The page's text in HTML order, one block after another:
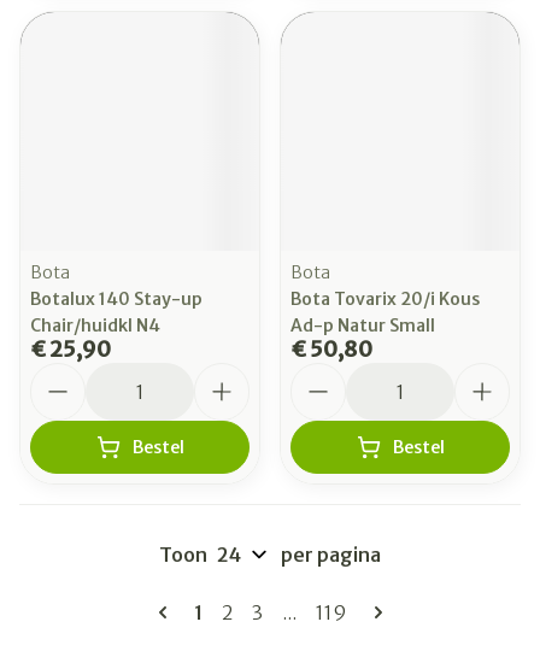
Bota
Botalux 140 Stay-up
Chair/huidkl N4
€ 25,90
Bestel
Bota
Bota Tovarix 20/i Kous
Ad-p Natur Small
€ 50,80
Bestel
Pagina's
U lees momenteel pagina
1 Pagina
2 Pagina
3 ... Pagina
119
Toon per pagina